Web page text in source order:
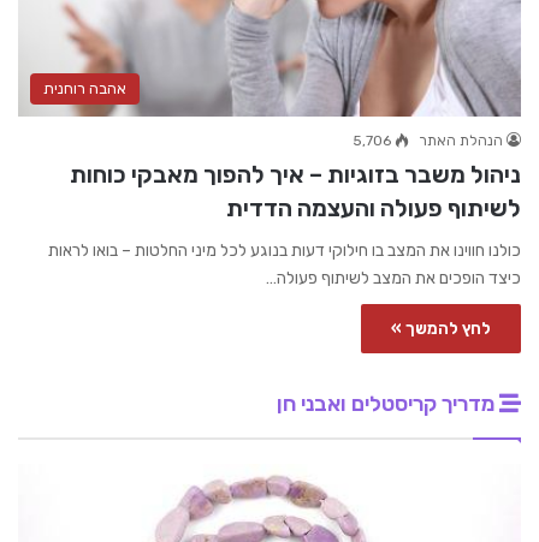
אהבה רוחנית
הנהלת האתר 5,706
ניהול משבר בזוגיות – איך להפוך מאבקי כוחות
לשיתוף פעולה והעצמה הדדית
כולנו חווינו את המצב בו חילוקי דעות בנוגע לכל מיני החלטות – בואו לראות
כיצד הופכים את המצב לשיתוף פעולה…
לחץ להמשך »
מדריך קריסטלים ואבני חן